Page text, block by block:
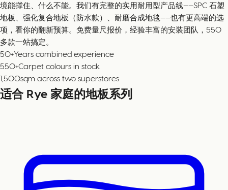
境能撑住、什么不能。我们有完整的实用耐用型产品线——SPC 石塑
地板、强化复合地板（防水款）、耐磨合成地毯——也有更高端的选
项，看你的翻新预算。免费量尺报价，经验丰富的安装团队，550
多款一站搞定。
50+Years combined experience
550+Carpet colours in stock
1,500sqm across two superstores
适合 Rye 家庭的地板系列